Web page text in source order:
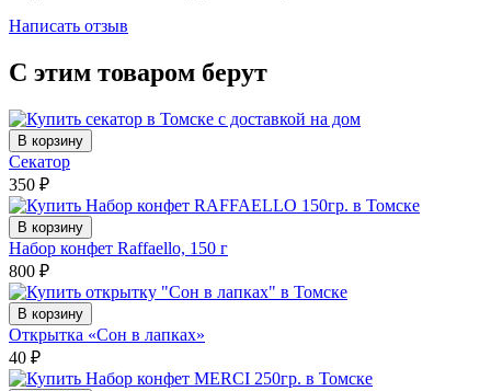
Написать отзыв
С этим товаром берут
В корзину
Секатор
350 ₽
В корзину
Набор конфет Raffaello, 150 г
800 ₽
В корзину
Открытка «Сон в лапках»
40 ₽